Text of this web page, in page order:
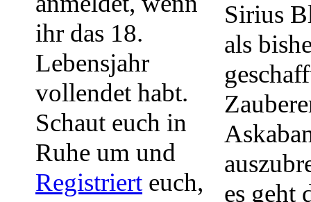
ihr das 18.
Lebensjahr
vollendet habt.
Schaut euch in
Ruhe um und
Registriert euch,
Sirius
als
es geht